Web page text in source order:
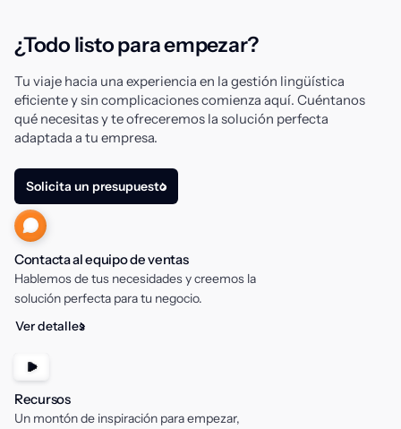
¿Todo listo para empezar?
Tu viaje hacia una experiencia en la gestión lingüística
eficiente y sin complicaciones comienza aquí. Cuéntanos
qué necesitas y te ofreceremos la solución perfecta
adaptada a tu empresa.
Solicita un presupuesto
Contacta al equipo de ventas
Hablemos de tus necesidades y creemos la
solución perfecta para tu negocio.
Ver detalles
Recursos
Un montón de inspiración para empezar,